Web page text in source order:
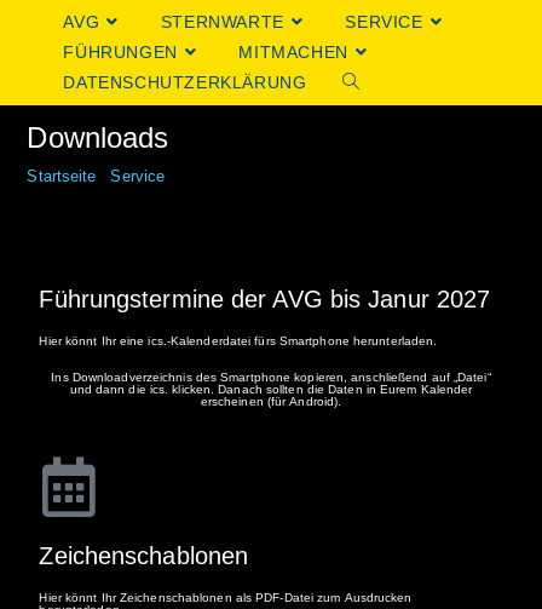
AVG STERNWARTE
SERVICE
FÜHRUNGEN
MITMACHEN
DATENSCHUTZERKLÄRUNG
Downloads
Startseite Service
Führungstermine der AVG bis Janur 2027
Hier könnt Ihr eine ics.-Kalenderdatei fürs Smartphone herunterladen.
Ins Downloadverzeichnis des Smartphone kopieren, anschließend auf „Datei“
und dann die ics. klicken. Danach sollten die Daten in Eurem Kalender
erscheinen (für Android).
Zeichenschablonen
Hier könnt Ihr Zeichenschablonen als PDF-Datei zum Ausdrucken